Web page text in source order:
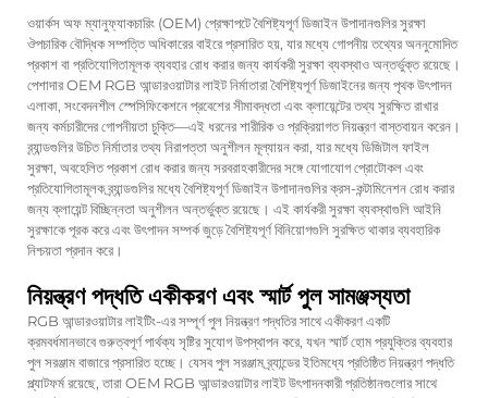
ওয়ার্কস অফ ম্যানুফ্যাকচারিং (OEM) প্রেক্ষাপটে বৈশিষ্ট্যপূর্ণ ডিজাইন উপাদানগুলির সুরক্ষা
ঔপচারিক বৌদ্ধিক সম্পত্তি অধিকারের বাইরে প্রসারিত হয়, যার মধ্যে গোপনীয় তথ্যের অননুমোদিত
প্রকাশ বা প্রতিযোগিতামূলক ব্যবহার রোধ করার জন্য কার্যকরী সুরক্ষা ব্যবস্থাও অন্তর্ভুক্ত রয়েছে।
পেশাদার OEM RGB আন্ডারওয়াটার লাইট নির্মাতারা বৈশিষ্ট্যপূর্ণ ডিজাইনের জন্য পৃথক উৎপাদন
এলাকা, সংবেদনশীল স্পেসিফিকেশনে প্রবেশের সীমাবদ্ধতা এবং ক্লায়েন্টের তথ্য সুরক্ষিত রাখার
জন্য কর্মচারীদের গোপনীয়তা চুক্তি—এই ধরনের শারীরিক ও প্রক্রিয়াগত নিয়ন্ত্রণ বাস্তবায়ন করেন।
ব্র্যান্ডগুলির উচিত নির্মাতার তথ্য নিরাপত্তা অনুশীলন মূল্যায়ন করা, যার মধ্যে ডিজিটাল ফাইল
সুরক্ষা, অবহেলিত প্রকাশ রোধ করার জন্য সরবরাহকারীদের সঙ্গে যোগাযোগ প্রোটোকল এবং
প্রতিযোগিতামূলক ব্র্যান্ডগুলির মধ্যে বৈশিষ্ট্যপূর্ণ ডিজাইন উপাদানগুলির ক্রস-কন্টামিনেশন রোধ করার
জন্য ক্লায়েন্ট বিচ্ছিন্নতা অনুশীলন অন্তর্ভুক্ত রয়েছে। এই কার্যকরী সুরক্ষা ব্যবস্থাগুলি আইনি
সুরক্ষাকে পূরক করে এবং উৎপাদন সম্পর্ক জুড়ে বৈশিষ্ট্যপূর্ণ বিনিয়োগগুলি সুরক্ষিত থাকার ব্যবহারিক
নিশ্চয়তা প্রদান করে।
নিয়ন্ত্রণ পদ্ধতি একীকরণ এবং স্মার্ট পুল সামঞ্জস্যতা
RGB আন্ডারওয়াটার লাইটিং-এর সম্পূর্ণ পুল নিয়ন্ত্রণ পদ্ধতির সাথে একীকরণ একটি
ক্রমবর্ধমানভাবে গুরুত্বপূর্ণ পার্থক্য সৃষ্টির সুযোগ উপস্থাপন করে, যখন স্মার্ট হোম প্রযুক্তির ব্যবহার
পুল সরঞ্জাম বাজারে প্রসারিত হচ্ছে। যেসব পুল সরঞ্জাম ব্র্যান্ডের ইতিমধ্যে প্রতিষ্ঠিত নিয়ন্ত্রণ পদ্ধতি
প্ল্যাটফর্ম রয়েছে, তারা OEM RGB আন্ডারওয়াটার লাইট উৎপাদনকারী প্রতিষ্ঠানগুলোর সাথে